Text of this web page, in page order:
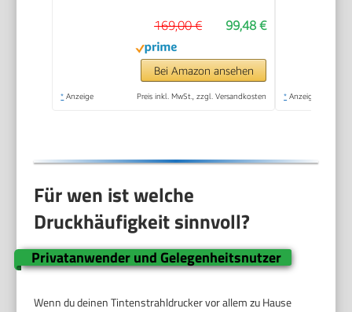
99,48 €
169,00 €
Bei Amazon ansehen
* Anzeige Preis inkl. MwSt., zzgl. Versandkosten * Anzeige
Für wen ist welche
Druckhäufigkeit sinnvoll?
Privatanwender und Gelegenheitsnutzer
Wenn du deinen Tintenstrahldrucker vor allem zu Hause